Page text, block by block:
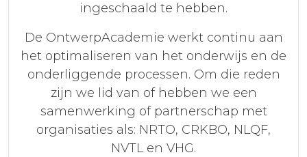
ingeschaald te hebben.
De OntwerpAcademie werkt continu aan
het optimaliseren van het onderwijs en de
onderliggende processen. Om die reden
zijn we lid van of hebben we een
samenwerking of partnerschap met
organisaties als: NRTO, CRKBO, NLQF,
NVTL en VHG.